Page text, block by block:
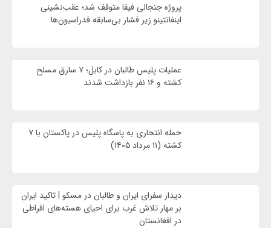
پروژه جنجالی فیفا متوقف شد؛ عقب‌نشینی
اینفانتینو زیر فشار بی‌سابقه فدراسیون‌ها
عملیات پلیس طالبان در کابل؛ ۷ سارق مسلح
کشته و ۱۶ نفر بازداشت شدند
حمله انتحاری به پاسگاه پلیس در پاکستان با ۷
کشته (۱۱ مرداد ۱۴۰۵)
دیدار سفرای ایران و طالبان در مسکو | تاکید ایران
بر مهار تلاش‌ غرب برای احیای هسته‌های افراطی
در افغانستان